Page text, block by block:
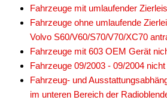
Lenkradadapter
Marderschutz
Multimediainterface
Parkscheiben
Fahrzeuge mit umlaufender
Fahrzeuge ohne umlaufende
Volvo S60/V60/S70/V70/XC70
Fahrzeuge mit 603 OEM Gerät
Fahrzeuge 09/2003 - 09/2004
Fahrzeug- und
im unteren Bereich der